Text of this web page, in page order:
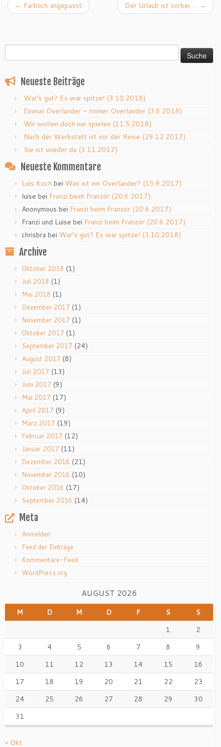
← Farblich angepasst Der Urlaub ist vorbei… →
nach:
Neueste Beiträge
War’s gut? Es war spitze! (3.10.2018)
Einmal Overlander – Immer Overlander (3.6.2018)
Wir wollen doch nur spielen (11.5.2018)
Nach der Werkstatt ist vor der Reise (29.12.2017)
Sie ist wieder da (3.11.2017)
Neueste Kommentare
Luis Koch bei Was ist ein Overlander? (15.9.2017)
luise bei Franzi beim Franzör (20.6.2017)
Anonymous bei Franzi beim Franzör (20.6.2017)
Franzi und Luise bei Franzi beim Franzör (20.6.2017)
chrisbra bei War’s gut? Es war spitze! (3.10.2018)
Archive
Oktober 2018 (1)
Juli 2018 (1)
Mai 2018 (1)
Dezember 2017 (1)
November 2017 (1)
Oktober 2017 (1)
September 2017 (24)
August 2017 (8)
Juli 2017 (13)
Juni 2017 (9)
Mai 2017 (17)
April 2017 (9)
März 2017 (19)
Februar 2017 (12)
Januar 2017 (11)
Dezember 2016 (21)
November 2016 (10)
Oktober 2016 (17)
September 2016 (14)
Meta
Anmelden
Feed der Einträge
Kommentare-Feed
WordPress.org
AUGUST 2026
M D M D F S
S
1
2
3
4 5 6 7 8
9
10
11 12 13 14 15
16
17
18 19 20 21 22
23
24
25 26 27 28 29
30
31
« Okt